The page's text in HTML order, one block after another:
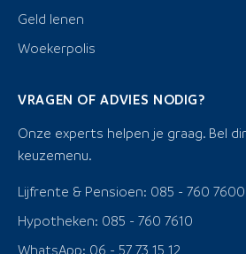
Geld lenen
Woekerpolis
VRAGEN OF ADVIES NODIG?
Onze experts helpen je graag. Bel
keuzemenu.
Lijfrente & Pensioen: 085 - 760 7600
Hypotheken: 085 - 760 7610
WhatsApp: 06 - 57 73 15 12